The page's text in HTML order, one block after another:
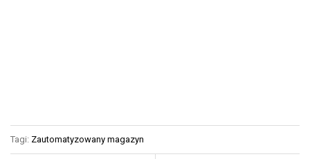
Tagi: Zautomatyzowany magazyn